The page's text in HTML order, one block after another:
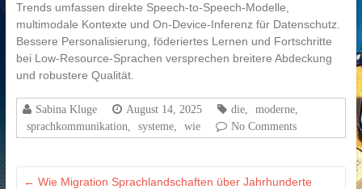
Trends umfassen direkte Speech-to-Speech-Modelle,
multimodale Kontexte und On-Device-Inferenz für Datenschutz.
Bessere Personalisierung, föderiertes Lernen und Fortschritte
bei Low-Resource-Sprachen versprechen breitere Abdeckung
und robustere Qualität.
Sabina Kluge August 14, 2025 die, moderne,
sprachkommunikation
systeme, wie No Comments
← Wie Migration Sprachlandschaften über Jahrhunderte